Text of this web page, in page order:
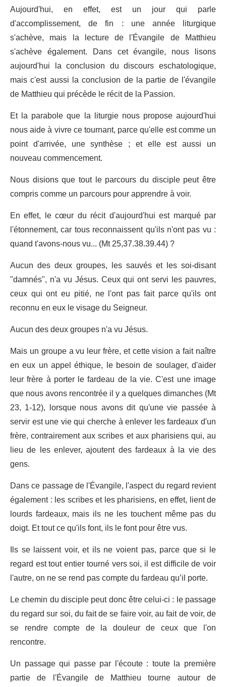
Aujourd'hui, en effet, est un jour qui parle
d'accomplissement, de fin : une année liturgique
s'achève, mais la lecture de l'Évangile de Matthieu
s'achève également. Dans cet évangile, nous lisons
aujourd'hui la conclusion du discours eschatologique,
mais c'est aussi la conclusion de la partie de l'évangile
de Matthieu qui précède le récit de la Passion.
Et la parabole que la liturgie nous propose aujourd'hui
nous aide à vivre ce tournant, parce qu'elle est comme un
point d'arrivée, une synthèse ; et elle est aussi un
nouveau commencement.
Nous disions que tout le parcours du disciple peut être
compris comme un parcours pour apprendre à voir.
En effet, le cœur du récit d'aujourd'hui est marqué par
l'étonnement, car tous reconnaissent qu'ils n'ont pas vu :
quand t'avons-nous vu... (Mt 25,37.38.39.44) ?
Aucun des deux groupes, les sauvés et les soi-disant
"damnés", n'a vu Jésus. Ceux qui ont servi les pauvres,
ceux qui ont eu pitié, ne l'ont pas fait parce qu'ils ont
reconnu en eux le visage du Seigneur.
Aucun des deux groupes n'a vu Jésus.
Mais un groupe a vu leur frère, et cette vision a fait naître
en eux un appel éthique, le besoin de soulager, d'aider
leur frère à porter le fardeau de la vie. C'est une image
que nous avons rencontrée il y a quelques dimanches (Mt
23, 1-12), lorsque nous avons dit qu'une vie passée à
servir est une vie qui cherche à enlever les fardeaux d'un
frère, contrairement aux scribes et aux pharisiens qui, au
lieu de les enlever, ajoutent des fardeaux à la vie des
gens.
Dans ce passage de l'Évangile, l'aspect du regard revient
également : les scribes et les pharisiens, en effet, lient de
lourds fardeaux, mais ils ne les touchent même pas du
doigt. Et tout ce qu'ils font, ils le font pour être vus.
Ils se laissent voir, et ils ne voient pas, parce que si le
regard est tout entier tourné vers soi, il est difficile de voir
l'autre, on ne se rend pas compte du fardeau qu’il porte.
Le chemin du disciple peut donc être celui-ci : le passage
du regard sur soi, du fait de se faire voir, au fait de voir, de
se rendre compte de la douleur de ceux que l'on
rencontre.
Un passage qui passe par l'écoute : toute la première
partie de l'Évangile de Matthieu tourne autour de